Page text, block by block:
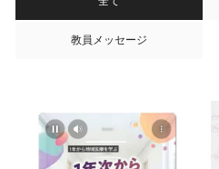
教員メッセージ